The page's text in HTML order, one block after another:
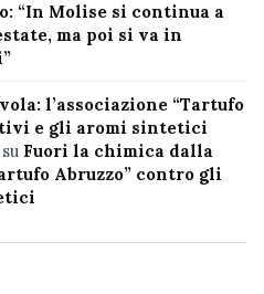
“In Molise si continua a
ma poi si va in
l’associazione “Tartufo
e gli aromi sintetici
su Fuori la chimica dalla
Abruzzo” contro gli